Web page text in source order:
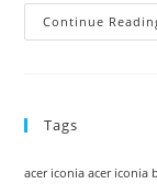
Continue
Tags
acer iconia acer iconia